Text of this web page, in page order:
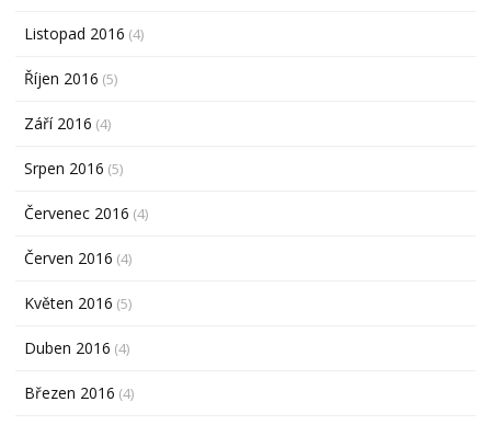
Listopad 2016 (4)
Říjen 2016 (5)
Září 2016 (4)
Srpen 2016 (5)
Červenec 2016 (4)
Červen 2016 (4)
Květen 2016 (5)
Duben 2016 (4)
Březen 2016 (4)